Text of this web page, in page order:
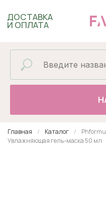
И ОПЛАТА
Главная Каталог
Увлажняющая гель-маска 50 мл